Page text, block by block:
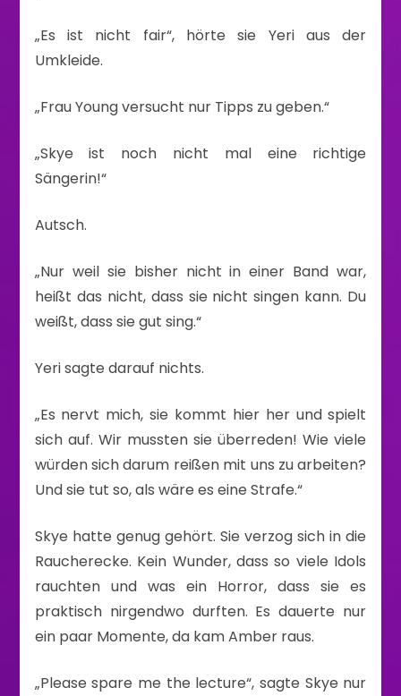
„Es ist nicht fair“, hörte sie Yeri aus der
Umkleide.
„Frau Young versucht nur Tipps zu geben.“
„Skye ist noch nicht mal eine richtige
Sängerin!“
Autsch.
„Nur weil sie bisher nicht in einer Band war,
heißt das nicht, dass sie nicht singen kann. Du
weißt, dass sie gut sing.“
Yeri sagte darauf nichts.
„Es nervt mich, sie kommt hier her und spielt
sich auf. Wir mussten sie überreden! Wie viele
würden sich darum reißen mit uns zu arbeiten?
Und sie tut so, als wäre es eine Strafe.“
Skye hatte genug gehört. Sie verzog sich in die
Raucherecke. Kein Wunder, dass so viele Idols
rauchten und was ein Horror, dass sie es
praktisch nirgendwo durften. Es dauerte nur
ein paar Momente, da kam Amber raus.
„Please spare me the lecture“, sagte Skye nur